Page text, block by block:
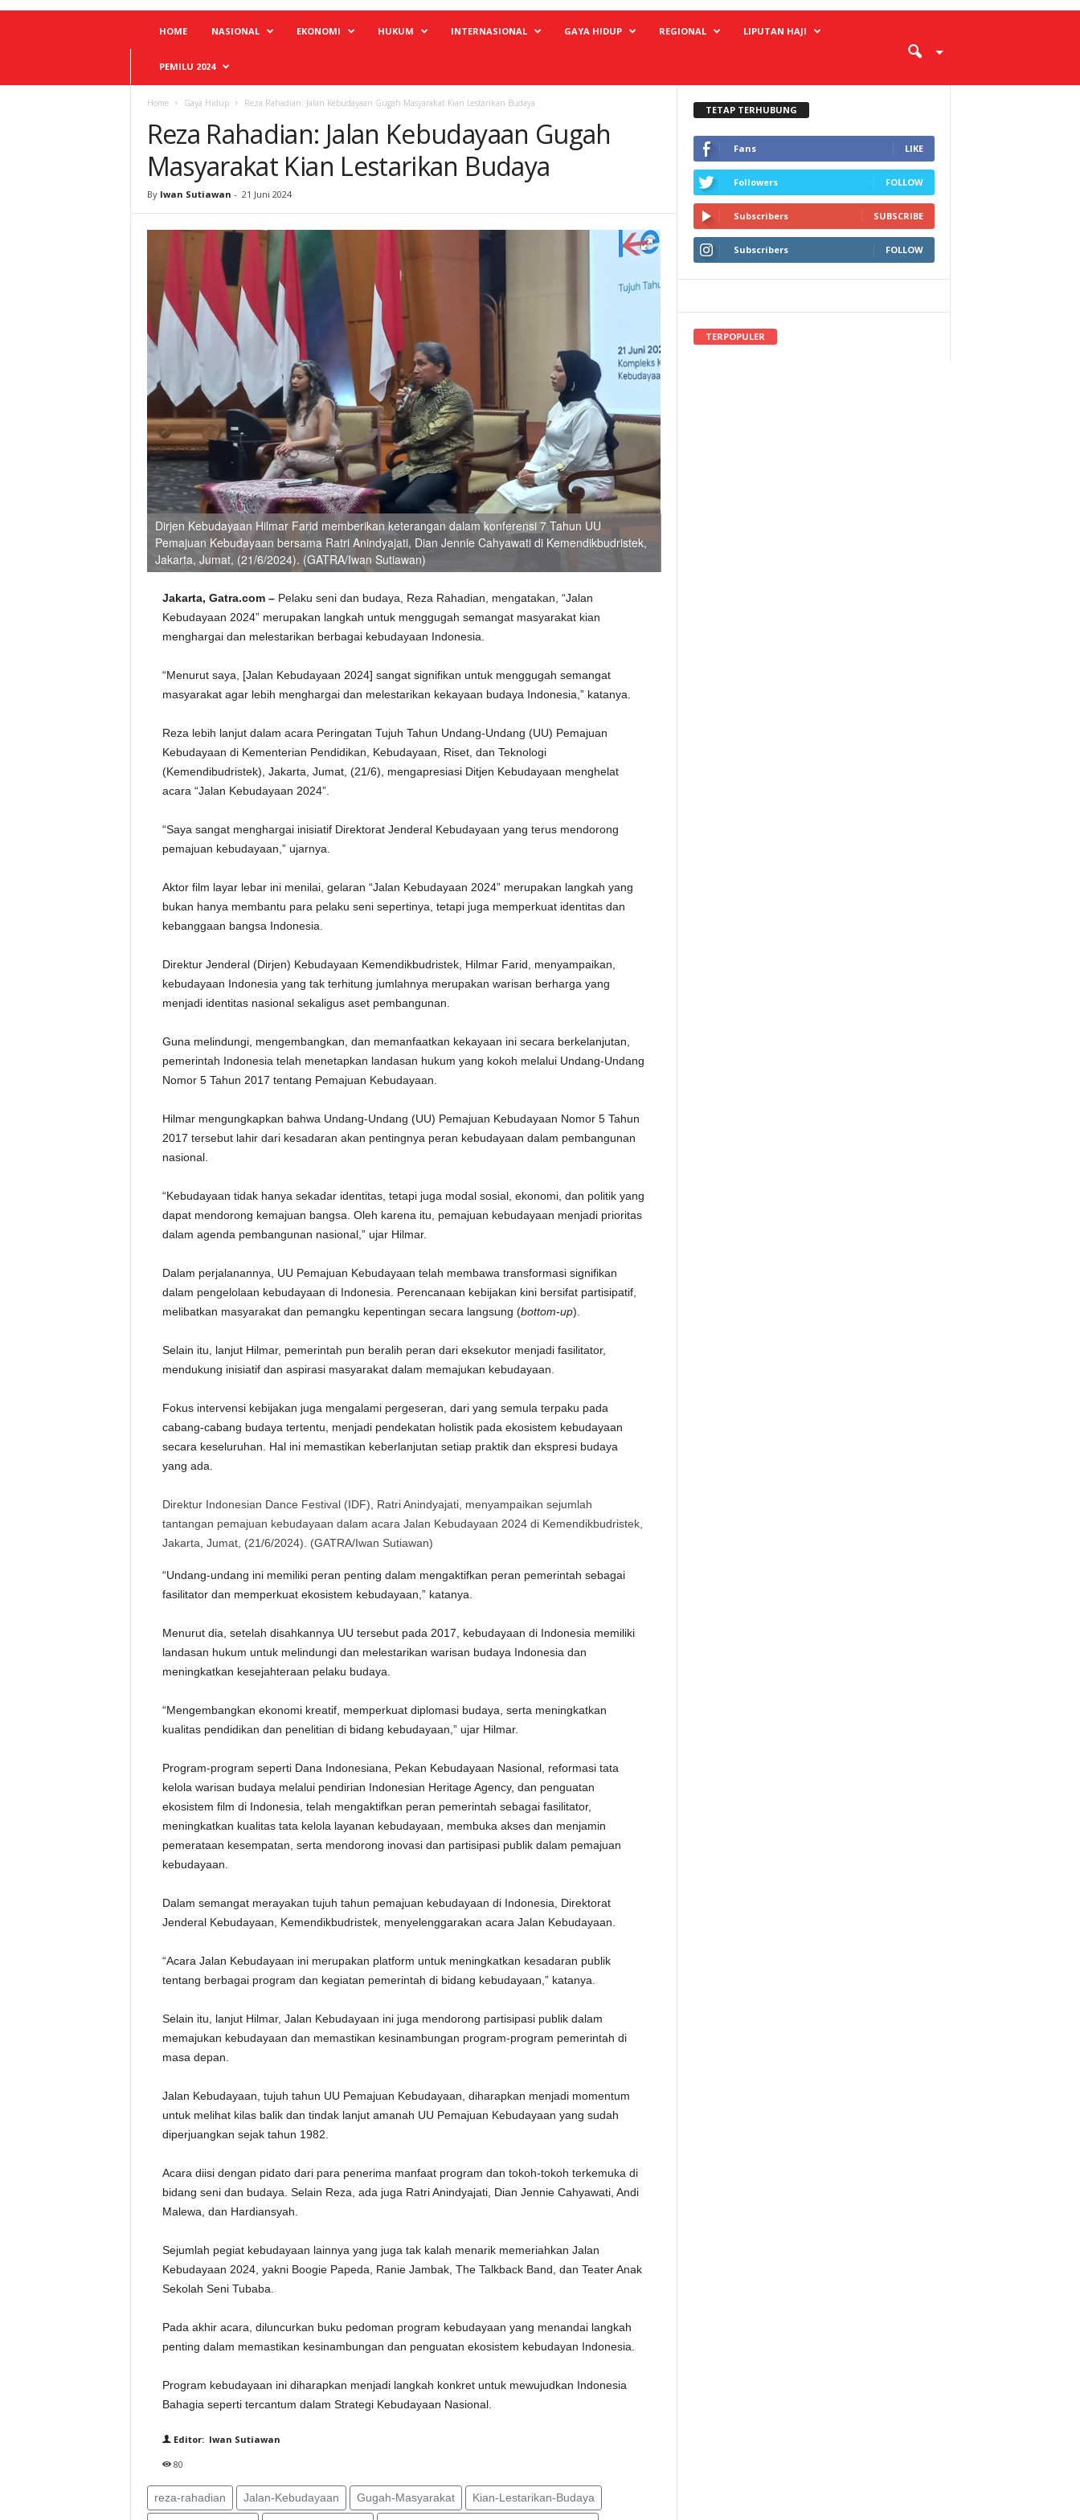
HOME NASIONAL EKONOMI HUKUM INTERNASIONAL GAYA HIDUP REGIONAL LIPUTAN HAJI
PEMILU 2024
Home Gaya Hidup Reza Rahadian: Jalan Kebudayaan Gugah Masyarakat Kian Lestarikan Budaya
Reza Rahadian: Jalan Kebudayaan Gugah
Masyarakat Kian Lestarikan Budaya
By Iwan Sutiawan - 21 Juni 2024
Dirjen Kebudayaan Hilmar Farid memberikan keterangan dalam konferensi 7 Tahun UU
Pemajuan Kebudayaan bersama Ratri Anindyajati, Dian Jennie Cahyawati di Kemendikbudristek,
Jakarta, Jumat, (21/6/2024). (GATRA/Iwan Sutiawan)
Jakarta, Gatra.com –Pelaku seni dan budaya, Reza Rahadian, mengatakan, “Jalan
Kebudayaan 2024” merupakan langkah untuk menggugah semangat masyarakat kian
menghargai dan melestarikan berbagai kebudayaan Indonesia.
“Menurut saya, [Jalan Kebudayaan 2024] sangat signifikan untuk menggugah semangat
masyarakat agar lebih menghargai dan melestarikan kekayaan budaya Indonesia,” katanya.
Reza lebih lanjut dalam acara Peringatan Tujuh Tahun Undang-Undang (UU) Pemajuan
Kebudayaan di Kementerian Pendidikan, Kebudayaan, Riset, dan Teknologi
(Kemendibudristek), Jakarta, Jumat, (21/6), mengapresiasi Ditjen Kebudayaan menghelat
acara “Jalan Kebudayaan 2024”.
“Saya sangat menghargai inisiatif Direktorat Jenderal Kebudayaan yang terus mendorong
pemajuan kebudayaan,” ujarnya.
Aktor film layar lebar ini menilai, gelaran “Jalan Kebudayaan 2024” merupakan langkah yang
bukan hanya membantu para pelaku seni sepertinya, tetapi juga memperkuat identitas dan
kebanggaan bangsa Indonesia.
Direktur Jenderal (Dirjen) Kebudayaan Kemendikbudristek, Hilmar Farid, menyampaikan,
kebudayaan Indonesia yang tak terhitung jumlahnya merupakan warisan berharga yang
menjadi identitas nasional sekaligus aset pembangunan.
Guna melindungi, mengembangkan, dan memanfaatkan kekayaan ini secara berkelanjutan,
pemerintah Indonesia telah menetapkan landasan hukum yang kokoh melalui Undang-Undang
Nomor 5 Tahun 2017 tentang Pemajuan Kebudayaan.
Hilmar mengungkapkan bahwa Undang-Undang (UU) Pemajuan Kebudayaan Nomor 5 Tahun
2017 tersebut lahir dari kesadaran akan pentingnya peran kebudayaan dalam pembangunan
nasional.
“Kebudayaan tidak hanya sekadar identitas, tetapi juga modal sosial, ekonomi, dan politik yang
dapat mendorong kemajuan bangsa. Oleh karena itu, pemajuan kebudayaan menjadi prioritas
dalam agenda pembangunan nasional,” ujar Hilmar.
Dalam perjalanannya, UU Pemajuan Kebudayaan telah membawa transformasi signifikan
dalam pengelolaan kebudayaan di Indonesia. Perencanaan kebijakan kini bersifat partisipatif,
melibatkan masyarakat dan pemangku kepentingan secara langsung (bottom-up).
Selain itu, lanjut Hilmar, pemerintah pun beralih peran dari eksekutor menjadi fasilitator,
mendukung inisiatif dan aspirasi masyarakat dalam memajukan kebudayaan.
Fokus intervensi kebijakan juga mengalami pergeseran, dari yang semula terpaku pada
cabang-cabang budaya tertentu, menjadi pendekatan holistik pada ekosistem kebudayaan
secara keseluruhan. Hal ini memastikan keberlanjutan setiap praktik dan ekspresi budaya
yang ada.
Direktur Indonesian Dance Festival (IDF), Ratri Anindyajati, menyampaikan sejumlah
tantangan pemajuan kebudayaan dalam acara Jalan Kebudayaan 2024 di Kemendikbudristek,
Jakarta, Jumat, (21/6/2024). (GATRA/Iwan Sutiawan)
“Undang-undang ini memiliki peran penting dalam mengaktifkan peran pemerintah sebagai
fasilitator dan memperkuat ekosistem kebudayaan,” katanya.
Menurut dia, setelah disahkannya UU tersebut pada 2017, kebudayaan di Indonesia memiliki
landasan hukum untuk melindungi dan melestarikan warisan budaya Indonesia dan
meningkatkan kesejahteraan pelaku budaya.
“Mengembangkan ekonomi kreatif, memperkuat diplomasi budaya, serta meningkatkan
kualitas pendidikan dan penelitian di bidang kebudayaan,” ujar Hilmar.
Program-program seperti Dana Indonesiana, Pekan Kebudayaan Nasional, reformasi tata
kelola warisan budaya melalui pendirian Indonesian Heritage Agency, dan penguatan
ekosistem film di Indonesia, telah mengaktifkan peran pemerintah sebagai fasilitator,
meningkatkan kualitas tata kelola layanan kebudayaan, membuka akses dan menjamin
pemerataan kesempatan, serta mendorong inovasi dan partisipasi publik dalam pemajuan
kebudayaan.
Dalam semangat merayakan tujuh tahun pemajuan kebudayaan di Indonesia, Direktorat
Jenderal Kebudayaan, Kemendikbudristek, menyelenggarakan acara Jalan Kebudayaan.
“Acara Jalan Kebudayaan ini merupakan platform untuk meningkatkan kesadaran publik
tentang berbagai program dan kegiatan pemerintah di bidang kebudayaan,” katanya.
Selain itu, lanjut Hilmar, Jalan Kebudayaan ini juga mendorong partisipasi publik dalam
memajukan kebudayaan dan memastikan kesinambungan program-program pemerintah di
masa depan.
Jalan Kebudayaan, tujuh tahun UU Pemajuan Kebudayaan, diharapkan menjadi momentum
untuk melihat kilas balik dan tindak lanjut amanah UU Pemajuan Kebudayaan yang sudah
diperjuangkan sejak tahun 1982.
Acara diisi dengan pidato dari para penerima manfaat program dan tokoh-tokoh terkemuka di
bidang seni dan budaya. Selain Reza, ada juga Ratri Anindyajati, Dian Jennie Cahyawati, Andi
Malewa, dan Hardiansyah.
Sejumlah pegiat kebudayaan lainnya yang juga tak kalah menarik memeriahkan Jalan
Kebudayaan 2024, yakni Boogie Papeda, Ranie Jambak, The Talkback Band, dan Teater Anak
Sekolah Seni Tubaba.
Pada akhir acara, diluncurkan buku pedoman program kebudayaan yang menandai langkah
penting dalam memastikan kesinambungan dan penguatan ekosistem kebudayan Indonesia.
Program kebudayaan ini diharapkan menjadi langkah konkret untuk mewujudkan Indonesia
Bahagia seperti tercantum dalam Strategi Kebudayaan Nasional.
Editor: Iwan Sutiawan
80
reza-rahadian Jalan-Kebudayaan Gugah-Masyarakat Kian-Lestarikan-Budaya
TETAP TERHUBUNG
Fans LIKE
Followers FOLLOW
Subscribers SUBSCRIBE
Subscribers FOLLOW